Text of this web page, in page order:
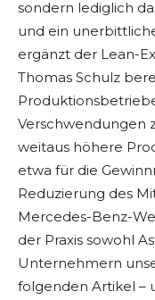
sondern lediglich
und ein
ergänzt der Lean-
Thomas Schulz
Verschwendungen
weitaus höhere
etwa für die
Reduzierung des
Mercedes-Benz-
der Praxis sowohl
Unternehmern
folgenden Artikel –